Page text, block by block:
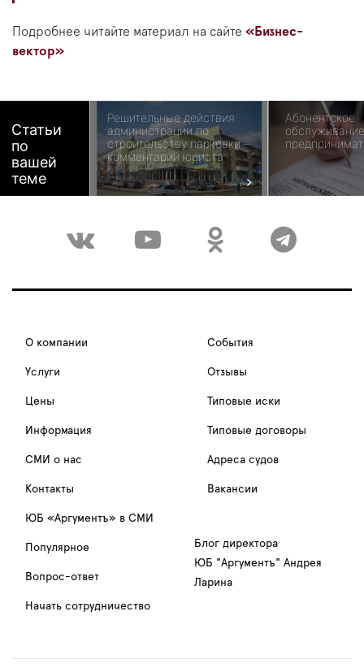
Подробнее читайте материал на сайте «Бизнес-
вектор»
Статьи
по
вашей
теме
Решительные действия
администрации по
строительству парковки –
комментарий юриста
Абонентское
О компании
Услуги
Цены
Информация
СМИ о нас
Контакты
События
Отзывы
Типовые иски
Типовые договоры
Адреса судов
Вакансии
ЮБ «Аргументъ» в СМИ
Популярное
Вопрос-ответ
Начать сотрудничество
Блог директора
ЮБ "Аргументъ" Андрея
Ларина